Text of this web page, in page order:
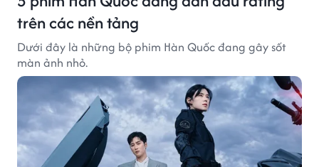
trên các nền tảng
Dưới đây là những bộ phim Hàn Quốc đang gây sốt
màn ảnh nhỏ.